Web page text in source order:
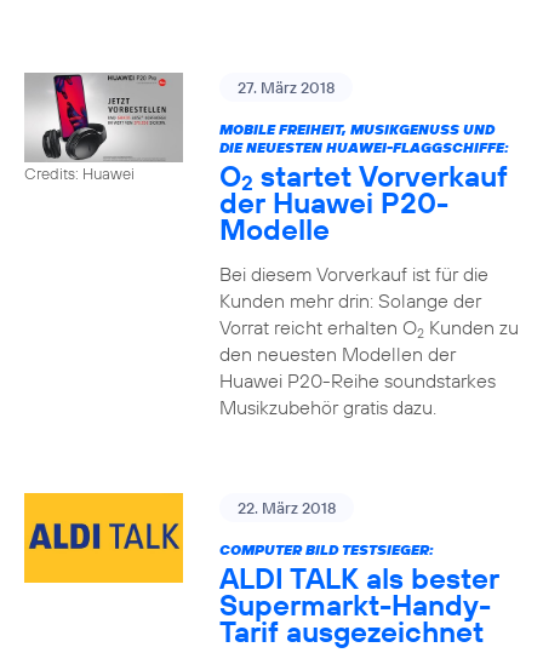
Credits: Huawei
27. März 2018
MOBILE FREIHEIT, MUSIKGENUSS UND
DIE NEUESTEN HUAWEI-FLAGGSCHIFFE:
O2 startet Vorverkauf
der Huawei P20-
Modelle
Bei diesem Vorverkauf ist für die
Kunden mehr drin: Solange der
Vorrat reicht erhalten O2Kunden zu
den neuesten Modellen der
Huawei P20-Reihe soundstarkes
Musikzubehör gratis dazu.
22. März 2018
COMPUTER BILD TESTSIEGER:
ALDI TALK als bester
Supermarkt-Handy-
Tarif ausgezeichnet